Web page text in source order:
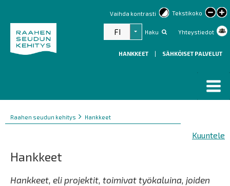
Tekstikoko
text
Vaihda kontrasti
Haku Yhteystiedot
FI Listaa lisätoiminnot
HANKKEET | SÄHKÖISET PALVELUT
Murupolku
You
Raahen seudun kehitys Hankkeet
Kuuntele
Hankkeet
Hankkeet, eli projektit, toimivat työkaluina, joiden